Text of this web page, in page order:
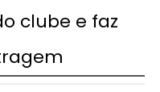
clube e faz